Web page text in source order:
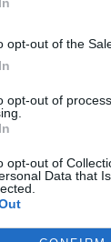
opt-out of the
opt-out of
opt-out of
Data that
opusai
d.